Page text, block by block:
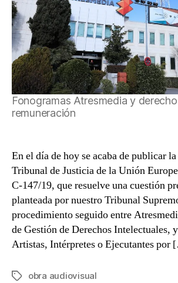
Fonogramas Atresmedia y
remuneración
En el día de hoy se acaba de publicar
Tribunal de Justicia de la Unión
C-147/19, que resuelve una cuestión
planteada por nuestro Tribunal
procedimiento seguido entre
de Gestión de Derechos Intelectuales,
Artistas, Intérpretes o Ejecutantes
Etiquetas
obra audiovisual